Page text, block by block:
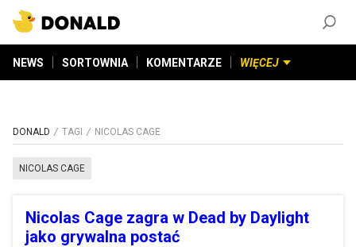
NEWS SORTOWNIA KOMENTARZE WIĘCEJ
DONALD TAGI NICOLAS CAGE
NICOLAS CAGE
Nicolas Cage zagra w Dead by Daylight
jako grywalna postać